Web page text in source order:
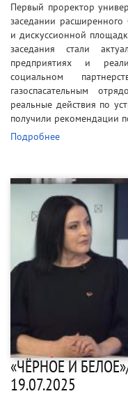
Первый проректор
заседании расширенного
и дискуссионной
заседания стали
предприятиях и
социальном
газоспасательным
реальные действия по
получили рекомендации
Подробнее
«ЧЁРНОЕ И
19.07.2025